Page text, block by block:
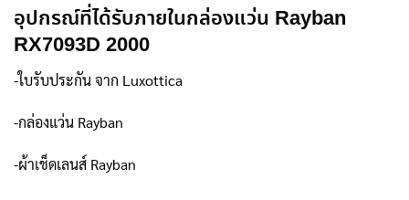
อุปกรณ์ที่ได้รับภายในกล่องแว่น Rayban
RX7093D 2000
-ใบรับประกัน จาก Luxottica
-กล่องแว่น Rayban
-ผ้าเช็ดเลนส์ Rayban